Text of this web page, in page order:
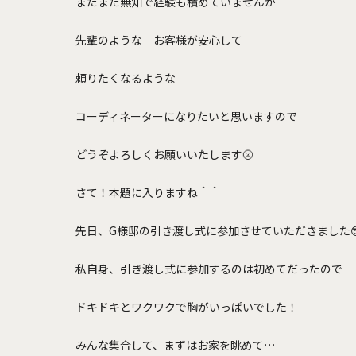
先輩のような お客様が安心して
頼りたくなるような
コーディネーターになりたいと思いますので
どうぞよろしくお願いいたします🌝
さて！本題に入りますね＾＾
先日、G様邸の引き渡し式に参加させていただきました
私自身、引き渡し式に参加するのは初めてだったので
ドキドキとワクワクで胸がいっぱいでした！
みんな集合して、まずはお家を眺めて…